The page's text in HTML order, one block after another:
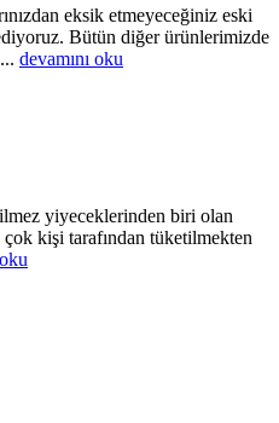
eksik etmeyeceğiniz eski
Bütün diğer ürünlerimizde
devamını oku
yiyeceklerinden biri olan
kişi tarafından tüketilmekten